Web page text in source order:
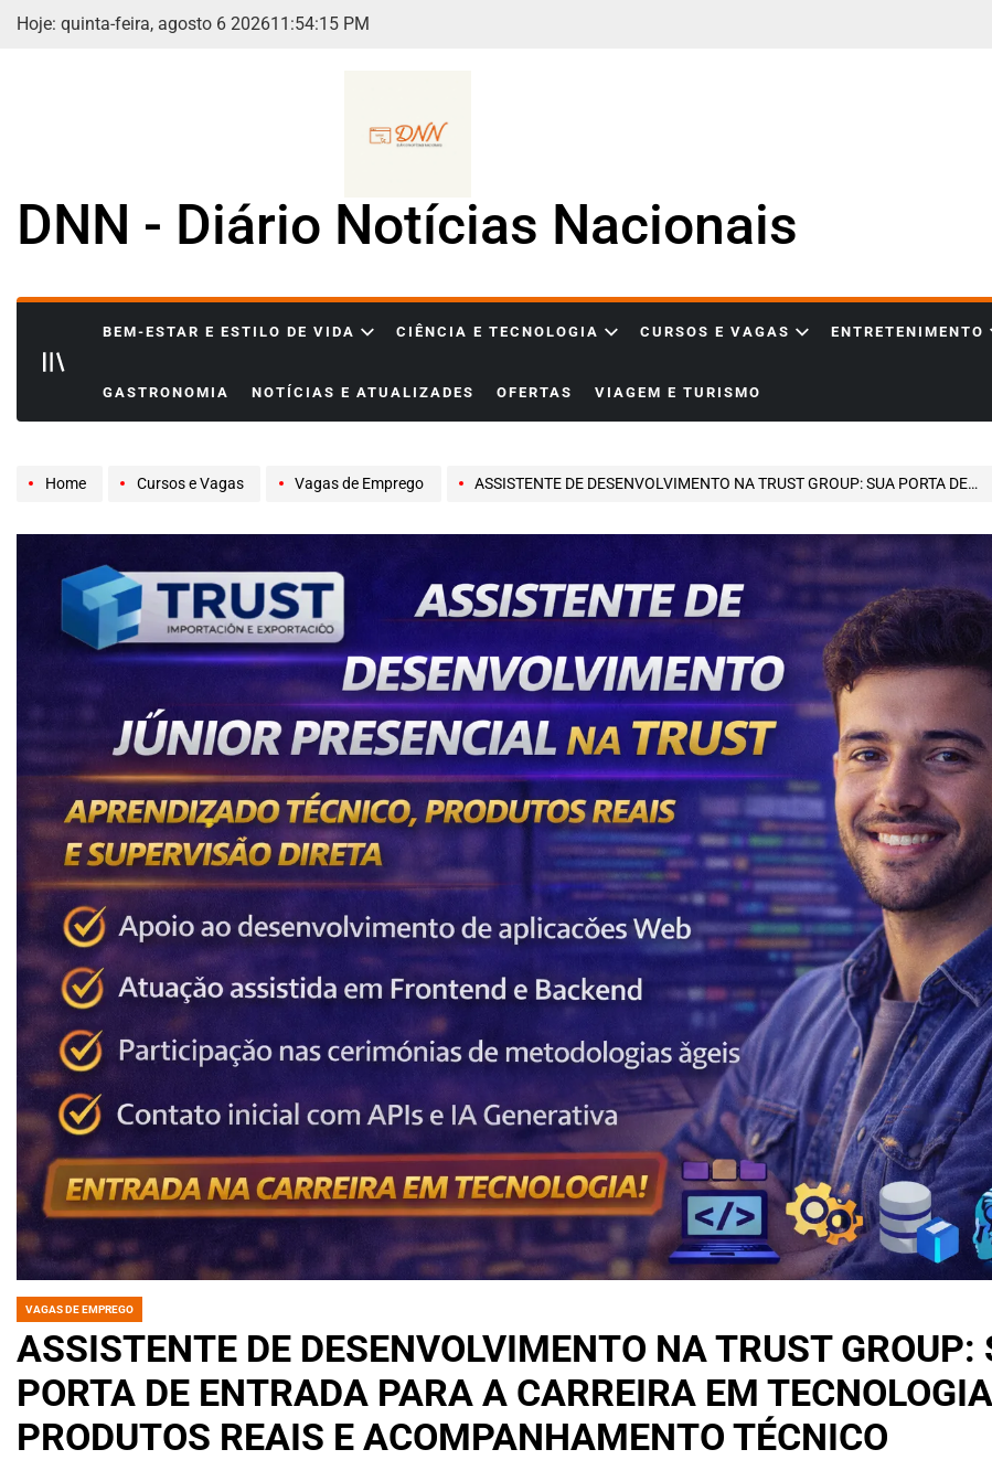
Skip
Hoje: quinta-feira, agosto 6 202611 :54:16 PM
DNN - Diário Notícias Nacionais
BEM-ESTAR E ESTILO DE VIDA CIÊNCIA E TECNOLOGIA CURSOS E VAGAS ENTRETENIMENTO
GASTRONOMIA NOTÍCIAS E ATUALIZADES OFERTAS VIAGEM E TURISMO
Home Cursos e Vagas Vagas de Emprego ASSISTENTE DE DESENVOLVIMENTO NA TRUST GROUP: SUA PORTA DE ENTRADA PARA A CARREIRA EM TECNOLOGIA COM PRODUTOS REAIS E ACOMPANHAMENTO TÉCNICO
POSTED
VAGAS DE EMPREGO
ASSISTENTE DE DESENVOLVIMENTO NA TRUST GROUP:
PORTA DE ENTRADA PARA A CARREIRA EM
PRODUTOS REAIS E ACOMPANHAMENTO TÉCNICO